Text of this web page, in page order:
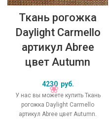
Ткань рогожка
Daylight Carmello
артикул Abree
цвет Autumn
4230 руб.
У нас вы можете купить Ткань
рогожка Daylight Carmello
артикул Abree цвет Autumn.